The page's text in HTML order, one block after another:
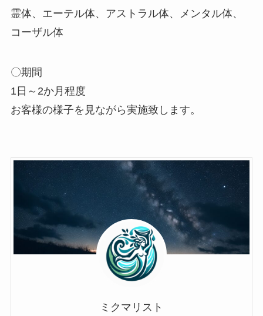
霊体、エーテル体、アストラル体、メンタル体、
コーザル体
〇期間
1日～2か月程度
お客様の様子を見ながら実施致します。
ミクマリスト